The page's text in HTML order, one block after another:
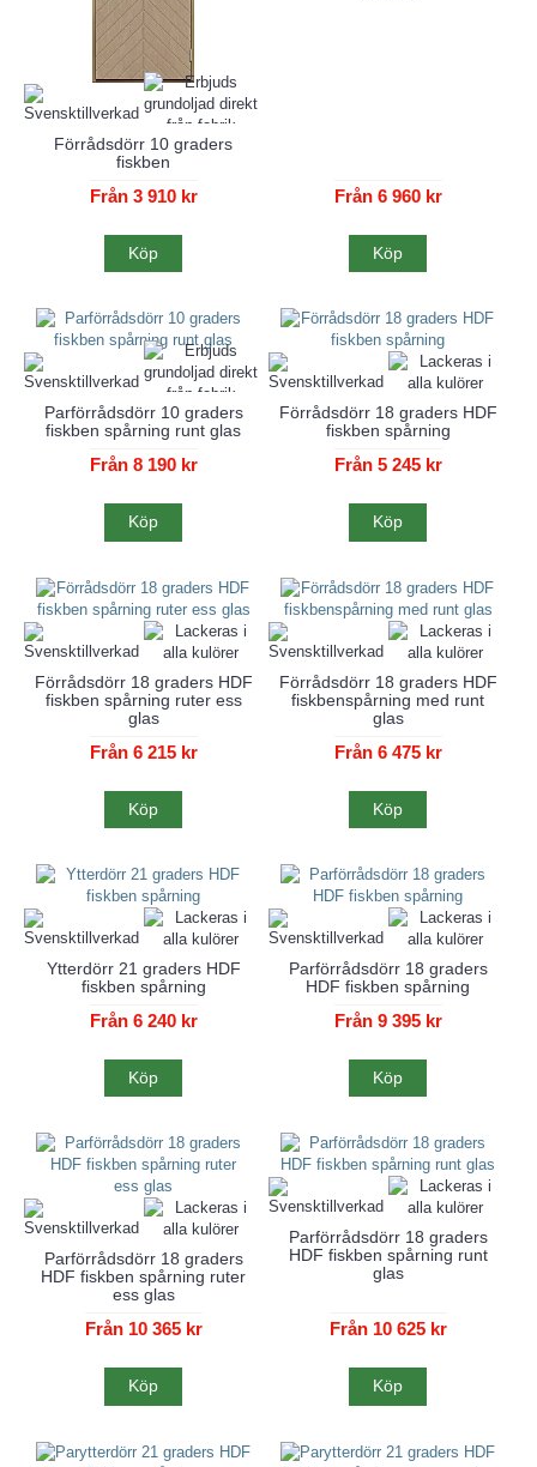
Förrådsdörr 10 graders
fiskben
Från 3 910 kr
Köp
Från 6 960 kr
Köp
Parförrådsdörr 10 graders
fiskben spårning runt glas
Från 8 190 kr
Köp
Förrådsdörr 18 graders HDF
fiskben spårning
Från 5 245 kr
Köp
Förrådsdörr 18 graders HDF
fiskben spårning ruter ess
glas
Från 6 215 kr
Köp
Förrådsdörr 18 graders HDF
fiskbenspårning med runt
glas
Från 6 475 kr
Köp
Ytterdörr 21 graders HDF
fiskben spårning
Från 6 240 kr
Köp
Parförrådsdörr 18 graders
HDF fiskben spårning
Från 9 395 kr
Köp
Parförrådsdörr 18 graders
HDF fiskben spårning ruter
ess glas
Från 10 365 kr
Köp
Parförrådsdörr 18 graders
HDF fiskben spårning runt
glas
Från 10 625 kr
Köp